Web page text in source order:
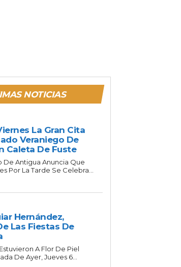
NOTICIAS
La Gran Cita
Veraniego De
Caleta De Fuste
De Antigua Anuncia Que
Por La Tarde Se Celebra...
Hernández,
Las Fiestas De
A Flor De Piel
De Ayer, Jueves 6...